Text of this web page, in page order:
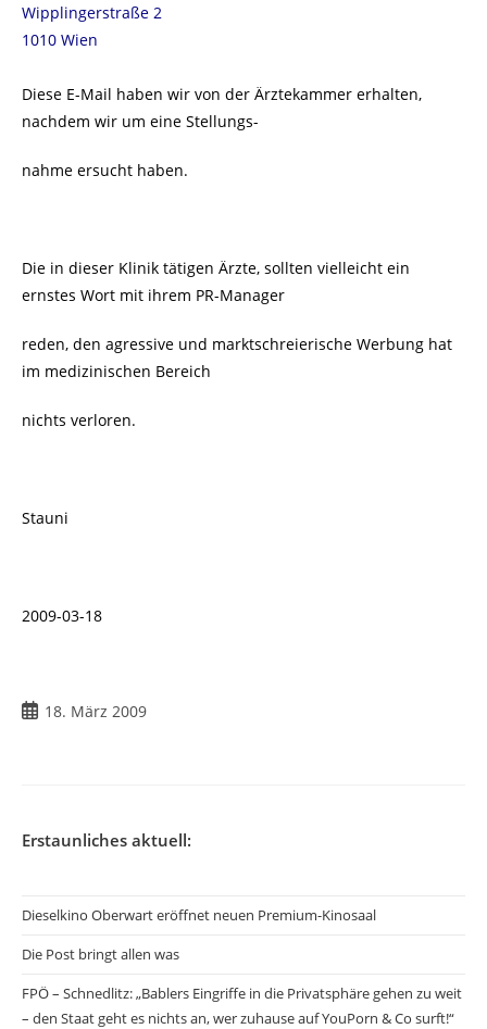
Wipplingerstraße 2
1010 Wien
Diese E-Mail haben wir von der Ärztekammer erhalten,
nachdem wir um eine Stellungs-
nahme ersucht haben.
Die in dieser Klinik tätigen Ärzte, sollten vielleicht ein
ernstes Wort mit ihrem PR-Manager
reden, den agressive und marktschreierische Werbung hat
im medizinischen Bereich
nichts verloren.
Stauni
2009-03-18
Beitrag18. März 2009
Erstaunliches aktuell:
Dieselkino Oberwart eröffnet neuen Premium-Kinosaal
Die Post bringt allen was
FPÖ – Schnedlitz: „Bablers Eingriffe in die Privatsphäre gehen zu weit
– den Staat geht es nichts an, wer zuhause auf YouPorn & Co surft!“